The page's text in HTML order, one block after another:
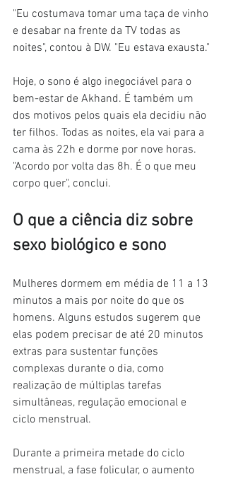
"Eu costumava tomar uma taça de vinho
e desabar na frente da TV todas as
noites", contou à DW. "Eu estava exausta."
Hoje, o sono é algo inegociável para o
bem-estar de Akhand. É também um
dos motivos pelos quais ela decidiu não
ter filhos. Todas as noites, ela vai para a
cama às 22h e dorme por nove horas.
"Acordo por volta das 8h. É o que meu
corpo quer", conclui.
O que a ciência diz sobre
sexo biológico e sono
Mulheres dormem em média de 11 a 13
minutos a mais por noite do que os
homens. Alguns estudos sugerem que
elas podem precisar de até 20 minutos
extras para sustentar funções
complexas durante o dia, como
realização de múltiplas tarefas
simultâneas, regulação emocional e
ciclo menstrual.
Durante a primeira metade do ciclo
menstrual, a fase folicular, o aumento